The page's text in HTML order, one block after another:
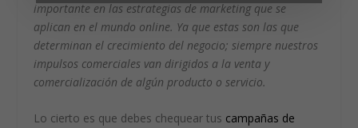
importante en las estrategias de marketing que se
aplican en el mundo online. Ya que estas son las que
determinan el crecimiento del negocio; siempre nuestros
impulsos comerciales van dirigidos a la venta y
comercialización de algún producto o servicio.
Lo cierto es que debes chequear tus campañas de